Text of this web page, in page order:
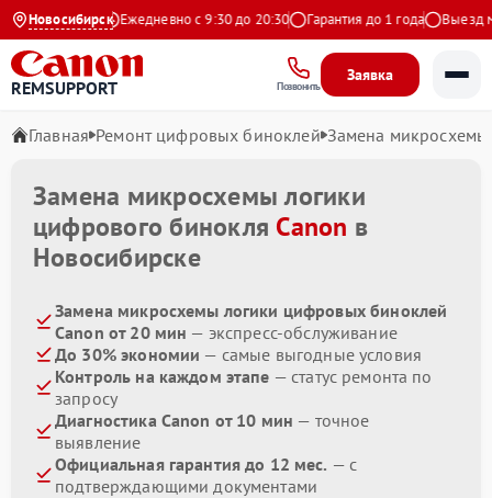
Новосибирск
на Яндекс Ежедневно с 9:30 до 20:30 Гарантия до 1 года Выезд
REMSUPPORT Позвонить
Заявка
Главная Ремонт цифровых биноклей Замена микросхемы
Замена микросхемы логики
цифрового бинокля Canon в
Новосибирске
Замена микросхемы логики цифровых биноклей
Canon от 20 мин — экспресс-обслуживание
До 30% экономии — самые выгодные условия
Контроль на каждом этапе — статус ремонта по
запросу
Диагностика Canon от 10 мин — точное
выявление
Официальная гарантия до 12 мес. — с
подтверждающими документами